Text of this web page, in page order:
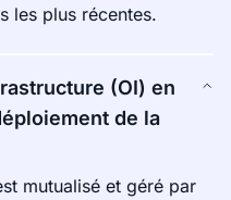
les plus récentes.
(OI) en
de la
mutualisé et géré par